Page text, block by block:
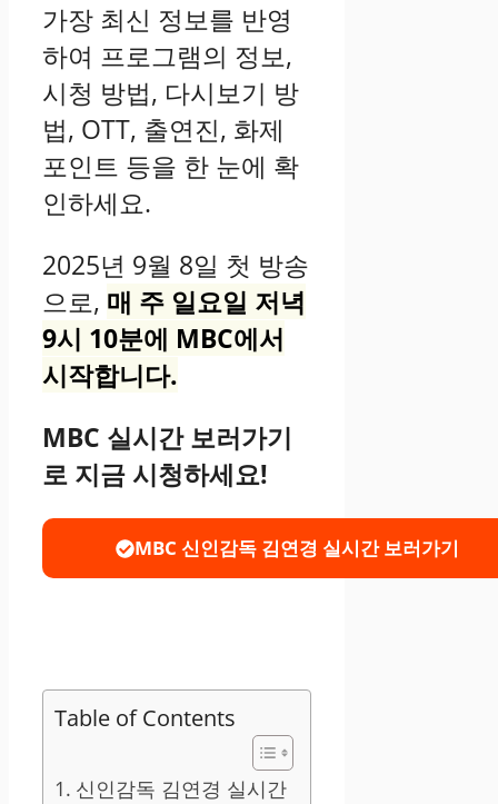
가장 최신 정보를 반영
하여 프로그램의 정보,
시청 방법, 다시보기 방
법, OTT, 출연진, 화제
포인트 등을 한 눈에 확
인하세요.
2025년 9월 8일 첫 방송
으로, 매 주 일요일 저녁
9시 10분에 MBC에서
시작합니다.
MBC 실시간 보러가기
로 지금 시청하세요!
MBC 신인감독 김연경 실시간 보러가기
Table of Contents
신인감독 김연경 실시간